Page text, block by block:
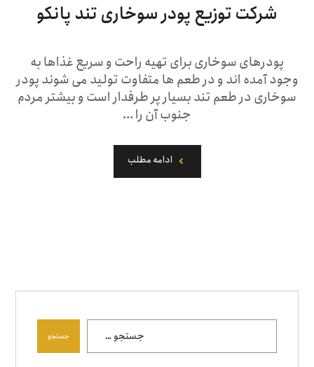
شرکت توزیع پودر سوخاری تند پانکو
پودرهای سوخاری برای تهیه راحت و سریع غذاها به
وجود آمده اند و ‌در طعم ها متفاوت تولید می شوند پودر
سوخاری در طعم تند بسیار پر طرفدار است و بیشتر مردم
جنوب آن را ...
ادامه مطلب
جستجو